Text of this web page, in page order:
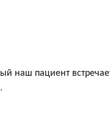
наш пациент